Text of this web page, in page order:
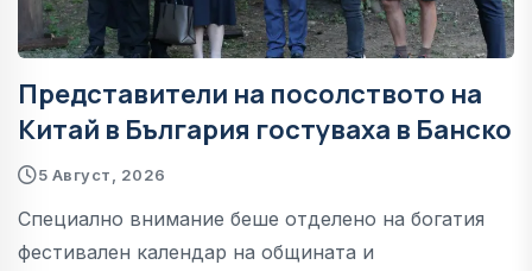
Представители на посолството на
Китай в България гостуваха в Банско
5 Август, 2026
Специално внимание беше отделено на богатия
фестивален календар на общината и